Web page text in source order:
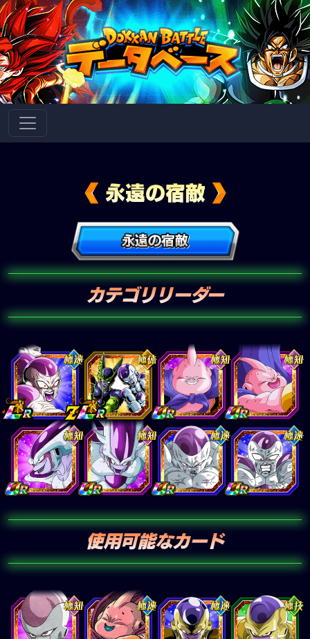
永遠の宿敵
カテゴリリーダー
使用可能なカード